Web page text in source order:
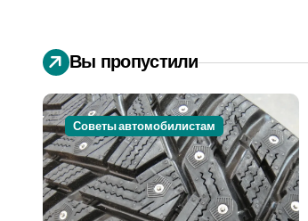
Вы пропустили
Советы автомобилистам